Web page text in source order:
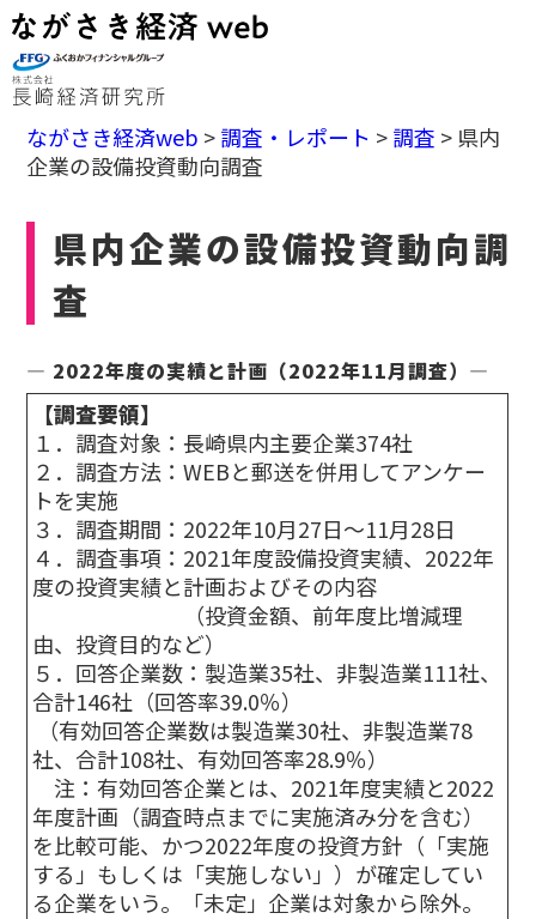
ながさき経済web >調査・レポート >調査 > 県内
企業の設備投資動向調査
県内企業の設備投資動向調
査
― 2022年度の実績と計画（2022年11月調査）―
【調査要領】
１．調査対象：長崎県内主要企業374社
２．調査方法：WEBと郵送を併用してアンケー
トを実施
３．調査期間：2022年10月27日～11月28日
４．調査事項：2021年度設備投資実績、2022年
度の投資実績と計画およびその内容
（投資金額、前年度比増減理
由、投資目的など）
５．回答企業数：製造業35社、非製造業111社、
合計146社（回答率39.0％）
（有効回答企業数は製造業30社、非製造業78
社、合計108社、有効回答率28.9％）
注：有効回答企業とは、2021年度実績と2022
年度計画（調査時点までに実施済み分を含む）
を比較可能、かつ2022年度の投資方針（「実施
する」もしくは「実施しない」）が確定してい
る企業をいう。「未定」企業は対象から除外。